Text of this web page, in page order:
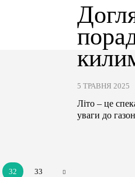
5 ТРАВНЯ 2025
Літо – це
уваги до
32 33